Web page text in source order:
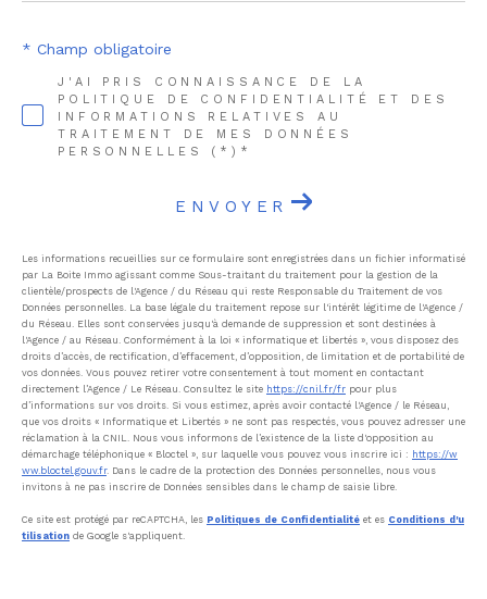
J'AI PRIS CONNAISSANCE DE LA
POLITIQUE DE CONFIDENTIALITÉ ET DES
INFORMATIONS RELATIVES AU
TRAITEMENT DE MES DONNÉES
PERSONNELLES (*)*
* Champ obligatoire
ENVOYER
Les informations recueillies sur ce formulaire sont enregistrées dans un fichier informatisé
par La Boite Immo agissant comme Sous-traitant du traitement pour la gestion de la
clientèle/prospects de l'Agence / du Réseau qui reste Responsable du Traitement de vos
Données personnelles. La base légale du traitement repose sur l'intérêt légitime de l'Agence /
du Réseau. Elles sont conservées jusqu'à demande de suppression et sont destinées à
l'Agence / au Réseau. Conformément à la loi « informatique et libertés », vous disposez des
droits d’accès, de rectification, d’effacement, d’opposition, de limitation et de portabilité de
vos données. Vous pouvez retirer votre consentement à tout moment en contactant
directement l’Agence / Le Réseau. Consultez le site https://cnil.fr/fr pour plus
d’informations sur vos droits. Si vous estimez, après avoir contacté l'Agence / le Réseau,
que vos droits « Informatique et Libertés » ne sont pas respectés, vous pouvez adresser une
réclamation à la CNIL. Nous vous informons de l’existence de la liste d'opposition au
démarchage téléphonique « Bloctel », sur laquelle vous pouvez vous inscrire ici : https://w
ww.bloctel.gouv.fr. Dans le cadre de la protection des Données personnelles, nous vous
invitons à ne pas inscrire de Données sensibles dans le champ de saisie libre.
Ce site est protégé par reCAPTCHA, les Politiques de Confidentialité et es Conditions d'u
tilisation de Google s'appliquent.